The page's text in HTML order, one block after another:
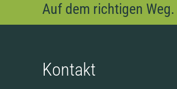
Auf dem richtigen Weg.
Kontakt